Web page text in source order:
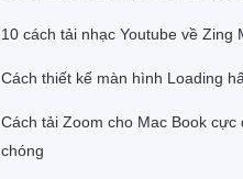
10 cách tải nhạc Youtube về Zing
Cách thiết kế màn hình Loading
Cách tải Zoom cho Mac Book cực
chóng